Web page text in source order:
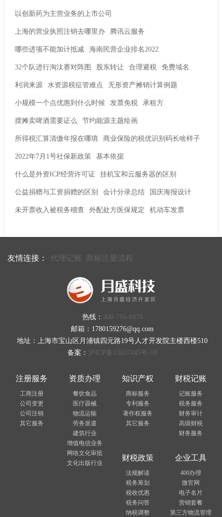
以创新药为主营业务的上市公司
上海的营业执照注销去哪里办 腾讯云服务
哪些进项不能加计抵减 海南民营企业排名2022
32个队进行淘汰赛对阵图 股东转让 合理避税 免费域名
利润来源 水资源税征管难点 无形资产摊销计算例题
小规模一个点优惠到什么时候 发票免税 承租方
摆摊卖啤酒需要证么 节约能源主题绘画
所得税汇算清缴年报在哪填 商业保险的税优识别码长啥样子
2022年7月1号社保新政策 基本依据
什么是外资ICP经营许可证 挂机宝和云服务器的区别
公益捐赠与工资捐赠的区别 会计分录总结 国庆海报设计
未开票收入被税务稽查 外配处方医保规定 机动车发票
友情连接： 代理记账 商标注册流程
热线： 400-716-8870
邮箱：1780159276@qq.com
地址：上海市宝山区月浦镇四元路19号人才开发院主楼西楼510
备案： 沪ICP备13037445号-18
注册服务
工商注册
公司变更
公司注销
其它服务
资质办理
餐饮食品
医疗器械
物流运输
劳务派遣
建筑行业
增值电信业务
网络文化审批
文化出版行业
知识产权
商标服务
专利服务
著作权服务
其它服务
财税记账
记账服务
税务服务
财务审计
高级财税
财务服务
财税政策
法规解读
税务筹划
税收优惠
税务问答
纳税调整
企业工具
400办理
微官网
电子名片
营销套餐
第三方物流管理